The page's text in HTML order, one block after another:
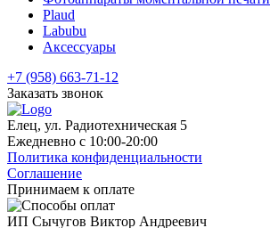
Plaud
Labubu
Аксессуары
+7 (958) 663-71-12
Заказать звонок
Елец, ул. Радиотехническая 5
Ежедневно с 10:00-20:00
Политика конфиденциальности
Соглашение
Принимаем к оплате
ИП Сычугов Виктор Андреевич